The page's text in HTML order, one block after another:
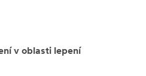
v oblasti lepení